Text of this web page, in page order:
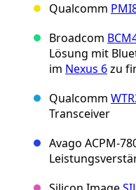
Qualcomm
Broadcom
Lösung mit
im Nexus 6zu
Qualcomm
Transceiver
Avago ACPM-